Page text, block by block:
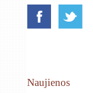
Naujienos